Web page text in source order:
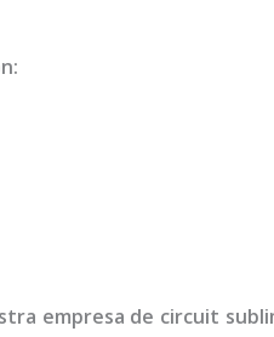
:
empresa de circuit